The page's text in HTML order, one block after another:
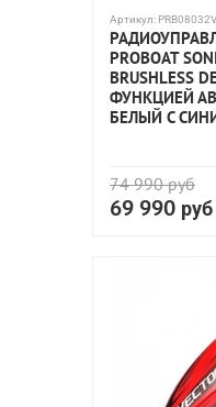
Артикул:
PROBOAT
BRUSHLESS
ФУНКЦИЕЙ
БЕЛЫЙ С
74 990руб
69 990 руб